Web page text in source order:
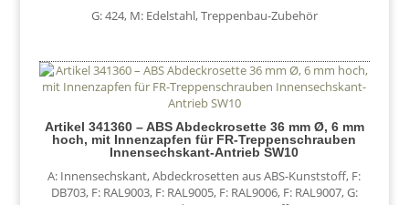
G: 424, M: Edelstahl,Treppenbau-Zubehör
Artikel 341360 – ABS Abdeckrosette 36 mm Ø, 6 mm
hoch, mit Innenzapfen für FR-Treppenschrauben
Innensechskant-Antrieb SW10
A: Innensechskant,Abdeckrosetten aus ABS-Kunststoff, F:
DB703, F: RAL9003, F: RAL9005, F: RAL9006, F: RAL9007,G: